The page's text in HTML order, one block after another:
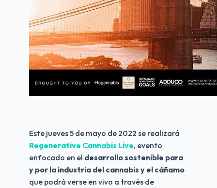
Este jueves 5 de mayo de 2022 se realizará
Regenerative Cannabis Live, evento
enfocado en el desarrollo sostenible para
y por la industria del cannabis y el cáñamo
que podrá verse en vivo a través de